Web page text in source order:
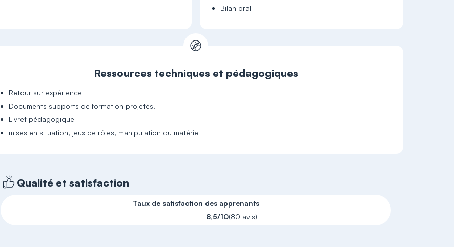
Bilan oral
Ressources techniques et pédagogiques
Retour sur expérience
Documents supports de formation projetés.
Livret pédagogique
mises en situation, jeux de rôles, manipulation du matériel
Qualité et satisfaction
Taux de satisfaction des apprenants
8,5/10(80 avis)